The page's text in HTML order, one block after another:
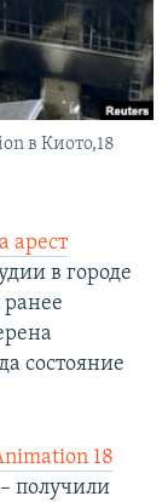
в Киото,18
арест
в городе
состояние
18
получили